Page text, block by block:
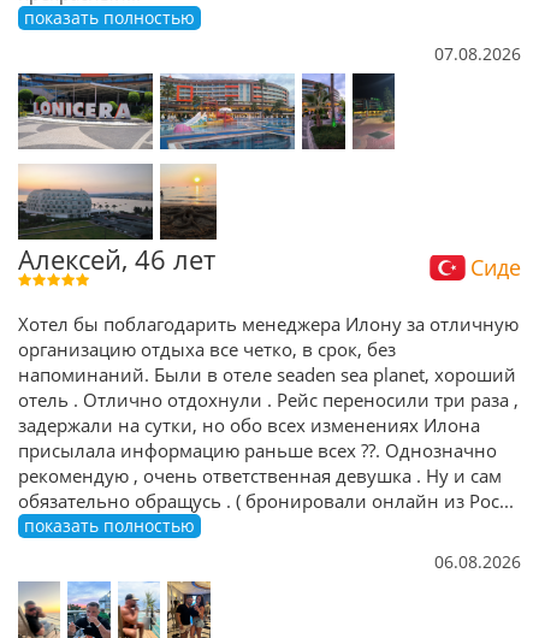
показать полностью
07.08.2026
Алексей, 46 лет Сиде
Хотел бы поблагодарить менеджера Илону за отличную
организацию отдыха все четко, в срок, без
напоминаний. Были в отеле seaden sea planet, хороший
отель . Отлично отдохнули . Рейс переносили три раза ,
задержали на сутки, но обо всех изменениях Илона
присылала информацию раньше всех ??. Однозначно
рекомендую , очень ответственная девушка . Ну и сам
обязательно обращусь . ( бронировали онлайн из Рос...
показать полностью
06.08.2026